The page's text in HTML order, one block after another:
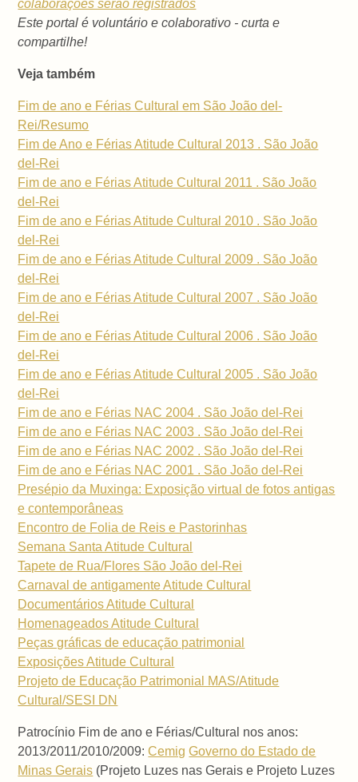
colaborações serão registrados
Este portal é voluntário e colaborativo - curta e
compartilhe!
Veja também
Fim de ano e Férias Cultural em São João del-
Rei/Resumo
Fim de Ano e Férias Atitude Cultural 2013 . São João
del-Rei
Fim de ano e Férias Atitude Cultural 2011 . São João
del-Rei
Fim de ano e Férias Atitude Cultural 2010 . São João
del-Rei
Fim de ano e Férias Atitude Cultural 2009 . São João
del-Rei
Fim de ano e Férias Atitude Cultural 2007 . São João
del-Rei
Fim de ano e Férias Atitude Cultural 2006 . São João
del-Rei
Fim de ano e Férias Atitude Cultural 2005 . São João
del-Rei
Fim de ano e Férias NAC 2004 . São João del-Rei
Fim de ano e Férias NAC 2003 . São João del-Rei
Fim de ano e Férias NAC 2002 . São João del-Rei
Fim de ano e Férias NAC 2001 . São João del-Rei
Presépio da Muxinga: Exposição virtual de fotos antigas
e contemporâneas
Encontro de Folia de Reis e Pastorinhas
Semana Santa Atitude Cultural
Tapete de Rua/Flores São João del-Rei
Carnaval de antigamente Atitude Cultural
Documentários Atitude Cultural
Homenageados Atitude Cultural
Peças gráficas de educação patrimonial
Exposições Atitude Cultural
Projeto de Educação Patrimonial MAS/Atitude
Cultural/SESI DN
Patrocínio Fim de ano e Férias/Cultural nos anos:
2013/2011/2010/2009:Cemig Governo do Estado de
Minas Gerais (Projeto Luzes nas Gerais e Projeto Luzes